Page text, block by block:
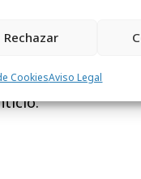
Rechazar
CookiesAviso Legal
Digital con
su carrera
más de
estratégica